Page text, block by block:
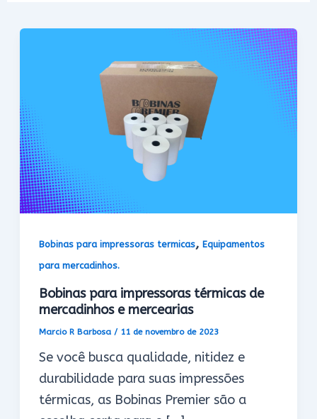
Bobinas para impressoras termicas,Equipamentos
para mercadinhos.
Bobinas para impressoras térmicas de
mercadinhos e mercearias
Marcio R Barbosa/ 11 de novembro de 2023
Se você busca qualidade, nitidez e
durabilidade para suas impressões
térmicas, as Bobinas Premier são a